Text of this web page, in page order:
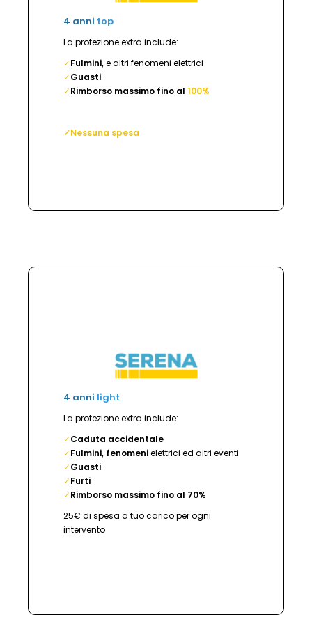
4 anni top
La protezione extra include:
✓Fulmini,e altri fenomeni elettrici
✓Guasti
✓Rimborso massimo fino al 100%
✓Nessuna spesa
4 anni light
La protezione extra include:
✓Caduta accidentale
✓Fulmini, fenomenielettrici ed altri eventi
✓Guasti
✓Furti
✓Rimborso massimo fino al 70%
25€ di spesa a tuo carico per ogni
intervento